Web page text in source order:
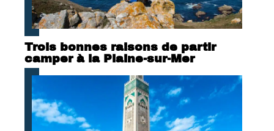
Trois bonnes raisons de partir
camper à la Plaine-sur-Mer